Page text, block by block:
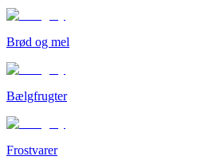
Brød og mel
Bælgfrugter
Frostvarer